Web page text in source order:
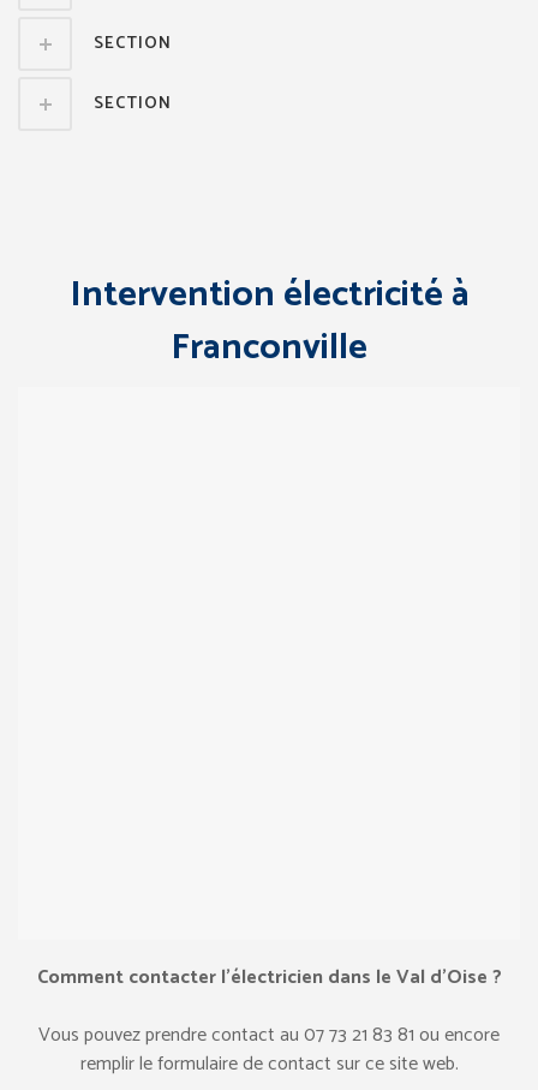
SECTION
SECTION
Intervention électricité à
Franconville
Comment contacter l’électricien dans le Val d’Oise ?
Vous pouvez prendre contact au ‎07 73 21 83 81 ou encore
remplir le formulaire de contact sur ce site web.